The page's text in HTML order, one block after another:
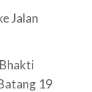
Jalan
19